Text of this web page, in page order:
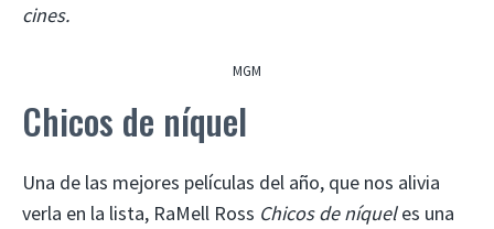
cines.
MGM
Chicos de níquel
Una de las mejores películas del año, que nos alivia
verla en la lista, RaMell Ross Chicos de níqueles una